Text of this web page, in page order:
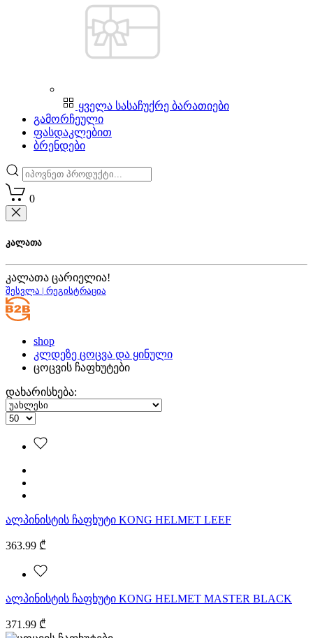
ყველა სასაჩუქრე ბარათიები
გამორჩეული
ფასდაკლებით
ბრენდები
0
კალათა
კალათა ცარიელია!
შესვლა | რეგისტრაცია
shop
კლდეზე ცოცვა და ყინული
ცოცვის ჩაფხუტები
დახარისხება:
ალპინისტის ჩაფხუტი KONG HELMET LEEF
363.99 ₾
ალპინისტის ჩაფხუტი KONG HELMET MASTER BLACK
371.99 ₾